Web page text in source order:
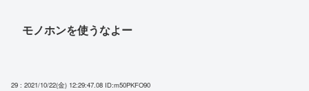
モノホンを使うなよー
29 : 2021/10/22(金) 12:29:47.08 ID:m50PKFO90